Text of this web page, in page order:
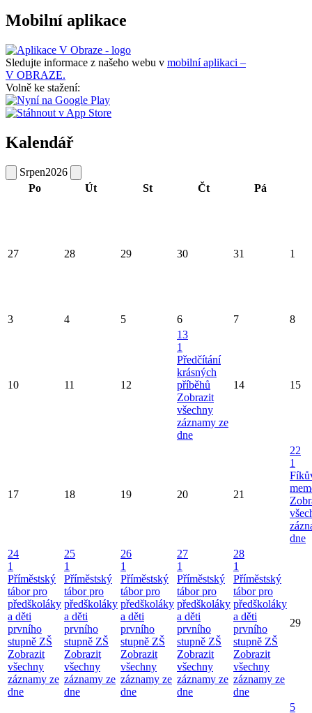
Mobilní aplikace
Sledujte informace z našeho webu v mobilní aplikaci –
V OBRAZE.
Volně ke stažení:
Kalendář
Srpen2026
Po
Út St Čt Pá
27 28 29 30 31 1
3 4 5 6 7 8
10 11 12
13
1
Předčítání
krásných
příběhů
Zobrazit
všechny
záznamy ze
dne
14 15
17 18 19 20 21
22
1
dne
24
1
Příměstský
tábor pro
předškoláky
a děti
prvního
stupně ZŠ
Zobrazit
všechny
záznamy ze
dne
25
1
Příměstský
tábor pro
předškoláky
a děti
prvního
stupně ZŠ
Zobrazit
všechny
záznamy ze
dne
26
1
Příměstský
tábor pro
předškoláky
a děti
prvního
stupně ZŠ
Zobrazit
všechny
záznamy ze
dne
27
1
Příměstský
tábor pro
předškoláky
a děti
prvního
stupně ZŠ
Zobrazit
všechny
záznamy ze
dne
28
1
Příměstský
tábor pro
předškoláky
a děti
prvního
stupně ZŠ
Zobrazit
všechny
záznamy ze
dne
29
5